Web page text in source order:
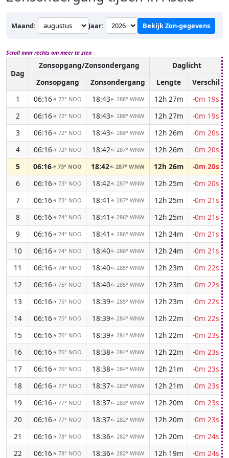
Maand: Jaar: Bekijk Zon-gegevens
Scroll naar rechts om meer te zien
Dag
Zonsopgang/Zonsondergang Daglicht
Zonsopgang
Zonsondergang Lengte
Verschil
1
06:16↑ 72° NOO 18:43↑ 288° WNW 12h 27m
-0m 19s
2
06:16↑ 72° NOO 18:43↑ 288° WNW 12h 27m
-0m 19s
3
06:16↑ 72° NOO 18:43↑ 288° WNW 12h 26m
-0m 20s
4
06:16↑ 72° NOO 18:42↑ 287° WNW 12h 26m
-0m 20s
5
06:16↑73° NOO 18:42↑287° WNW 12h 26m
-0m 20s
6
06:16↑ 73° NOO 18:42↑ 287° WNW 12h 25m
-0m 20s
7
06:16↑ 73° NOO 18:41 ↑ 287° WNW 12h 25m
-0m 21s
8
06:16↑ 74° NOO 18:41 ↑ 286° WNW 12h 25m
-0m 21s
9
06:16↑ 74° NOO 18:41 ↑ 286° WNW 12h 24m
-0m 21s
10
06:16↑ 74° NOO 18:40↑ 286° WNW 12h 24m
-0m 21s
11
06:16↑ 74° NOO 18:40↑ 285° WNW 12h 23m
-0m 22s
12
06:16↑ 75° NOO 18:40↑ 285° WNW 12h 23m
-0m 22s
13
06:16↑ 75° NOO 18:39↑ 285° WNW 12h 23m
-0m 22s
14
06:16↑ 75° NOO 18:39↑ 284° WNW 12h 22m
-0m 22s
15
06:16↑ 76° NOO 18:39↑ 284° WNW 12h 22m
-0m 23s
16
06:16↑ 76° NOO 18:38↑ 284° WNW 12h 22m
-0m 23s
17
06:16↑ 76° NOO 18:38↑ 284° WNW 12h 21m
-0m 23s
18
06:16↑ 77° NOO 18:37↑ 283° WNW 12h 21m
-0m 23s
19
06:16↑ 77° NOO 18:37↑ 283° WNW 12h 20m
-0m 23s
20
06:16↑ 77° NOO 18:37↑ 282° WNW 12h 20m
-0m 23s
21
06:16↑ 78° NOO 18:36↑ 282° WNW 12h 20m
-0m 24s
22
06:16↑ 78° NOO 18:36↑ 282° WNW 12h 19m -0m 24s